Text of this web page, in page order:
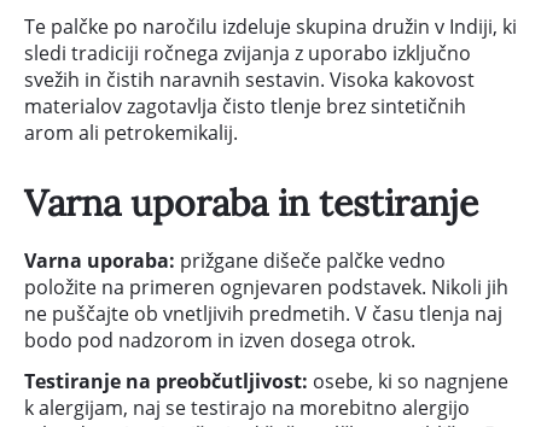
Te palčke po naročilu izdeluje skupina družin v Indiji, ki
sledi tradiciji ročnega zvijanja z uporabo izključno
svežih in čistih naravnih sestavin. Visoka kakovost
materialov zagotavlja čisto tlenje brez sintetičnih
arom ali petrokemikalij.
Varna uporaba in testiranje
Varna uporaba: prižgane dišeče palčke vedno
položite na primeren ognjevaren podstavek. Nikoli jih
ne puščajte ob vnetljivih predmetih. V času tlenja naj
bodo pod nadzorom in izven dosega otrok.
Testiranje na preobčutljivost: osebe, ki so nagnjene
k alergijam, naj se testirajo na morebitno alergijo